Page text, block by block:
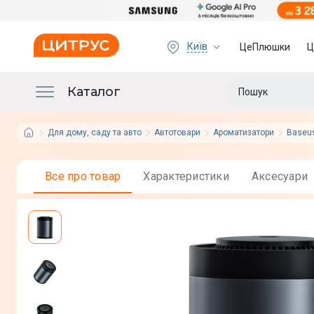
Київ ЦеПлюшки
Каталог
Для дому, саду та авто Автотовари Ароматизатори
Все про товар Характеристики Аксесуари